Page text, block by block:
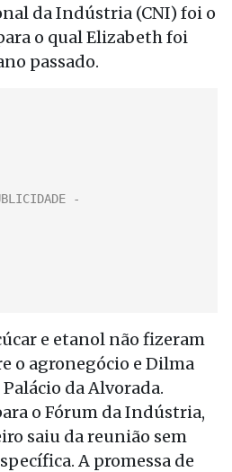
da Indústria (CNI) foi o
o qual Elizabeth foi
passado.
e etanol não fizeram
o agronegócio e Dilma
da Alvorada.
o Fórum da Indústria,
saiu da reunião sem
A promessa de